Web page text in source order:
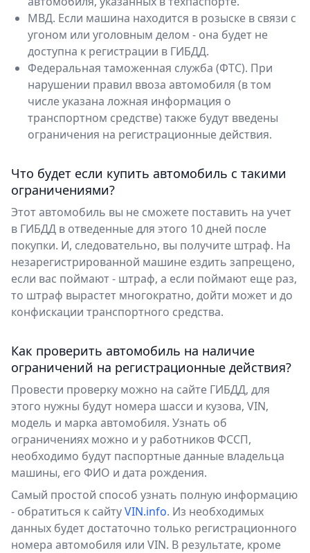
МВД. Если машина находится в розыске в связи с
угоном или уголовным делом - она будет не
доступна к регистрации в ГИБДД.
Федеральная таможенная служба (ФТС). При
нарушении правил ввоза автомобиля (в том
числе указана ложная информация о
транспортном средстве) также будут введены
ограничения на регистрационные действия.
Что будет если купить автомобиль с такими
ограничениями?
Этот автомобиль вы не сможете поставить на учет
в ГИБДД в отведенные для этого 10 дней после
покупки. И, следовательно, вы получите штраф. На
незарегистрированной машине ездить запрещено,
если вас поймают - штраф, а если поймают еще раз,
то штраф вырастет многократно, дойти может и до
конфискации транспортного средства.
Как проверить автомобиль на наличие
ограничений на регистрационные действия?
Провести проверку можно на сайте ГИБДД, для
этого нужны будут номера шасси и кузова, VIN,
модель и марка автомобиля. Узнать об
ограничениях можно и у работников ФССП,
необходимо будут паспортные данные владельца
машины, его ФИО и дата рождения.
Самый простой способ узнать полную информацию
- обратиться к сайтуVIN.info. Из необходимых
данных будет достаточно только регистрационного
номера автомобиля или VIN. В результате, кроме